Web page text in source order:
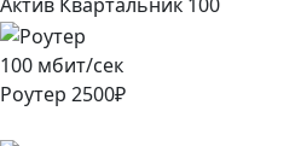
Актив Квартальник 100
100 мбит/сек
Роутер 2500₽